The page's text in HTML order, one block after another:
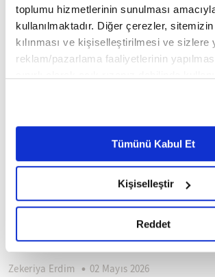
toplumu hizmetlerinin sunulması
kullanılmaktadır. Diğer çerezler,
kılınması ve kişiselleştirilmesi ve sizlere
reklam/pazarlama faaliyetlerinin
belirleyebilirsiniz. Çerezlere ilişkin
Ayarlar butonuna tıklayabilir,Çerez
Metnimizi ziyaret edebilirsiniz.
6698 sayılı Kişisel Verilerin Korunması
okumak ve sitemizi ziyaretiniz
gerçekleştirilen veri işleme faaliyetleri ile
detaylı bilgi almak için lütfentıklayınız.
Tümünü Kabul Et
Kişiselleştir
Reddet
Zekeriya Erdim 04 Haziran 2026
Delirme zamanı
Dil ve kültür hafızamızda, hazinemizde
Sadece farklı değil, aynı zamanda zıt
24 Mayıs 2026
İnfakın icabı ve istismarı
Yeryüzünün nimetleri, tüm insanların
yarattığı ve yaşattığı her canlının rızkını
Zekeriya Erdim 02 Mayıs 2026